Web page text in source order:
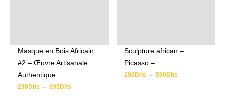
Masque en Bois Africain
#2 – Œuvre Artisanale
Authentique
290Dhs – 690Dhs
Sculpture african –
Picasso –
290Dhs – 590Dhs